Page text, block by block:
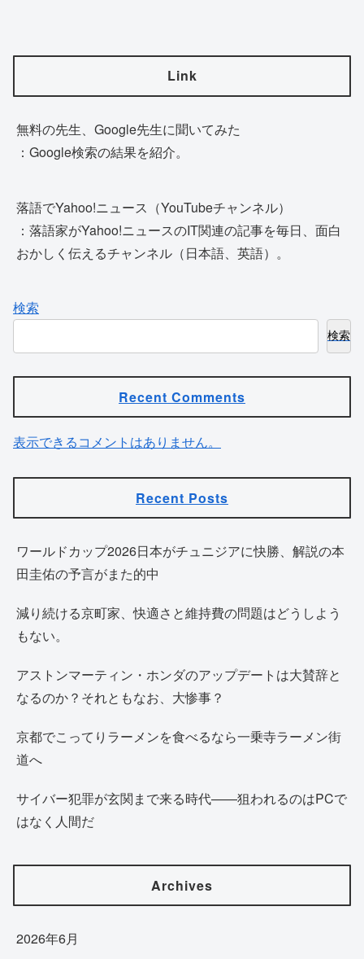
Link
無料の先生、Google先生に聞いてみた
：Google検索の結果を紹介。
落語でYahoo!ニュース（YouTubeチャンネル）
：落語家がYahoo!ニュースのIT関連の記事を毎日、面白
おかしく伝えるチャンネル（日本語、英語）。
検索
検索
Recent Comments
表示できるコメントはありません。
Recent Posts
ワールドカップ2026日本がチュニジアに快勝、解説の本
田圭佑の予言がまた的中
減り続ける京町家、快適さと維持費の問題はどうしよう
もない。
アストンマーティン・ホンダのアップデートは大賛辞と
なるのか？それともなお、大惨事？
京都でこってりラーメンを食べるなら一乗寺ラーメン街
道へ
サイバー犯罪が玄関まで来る時代——狙われるのはPCで
はなく人間だ
Archives
2026年6月